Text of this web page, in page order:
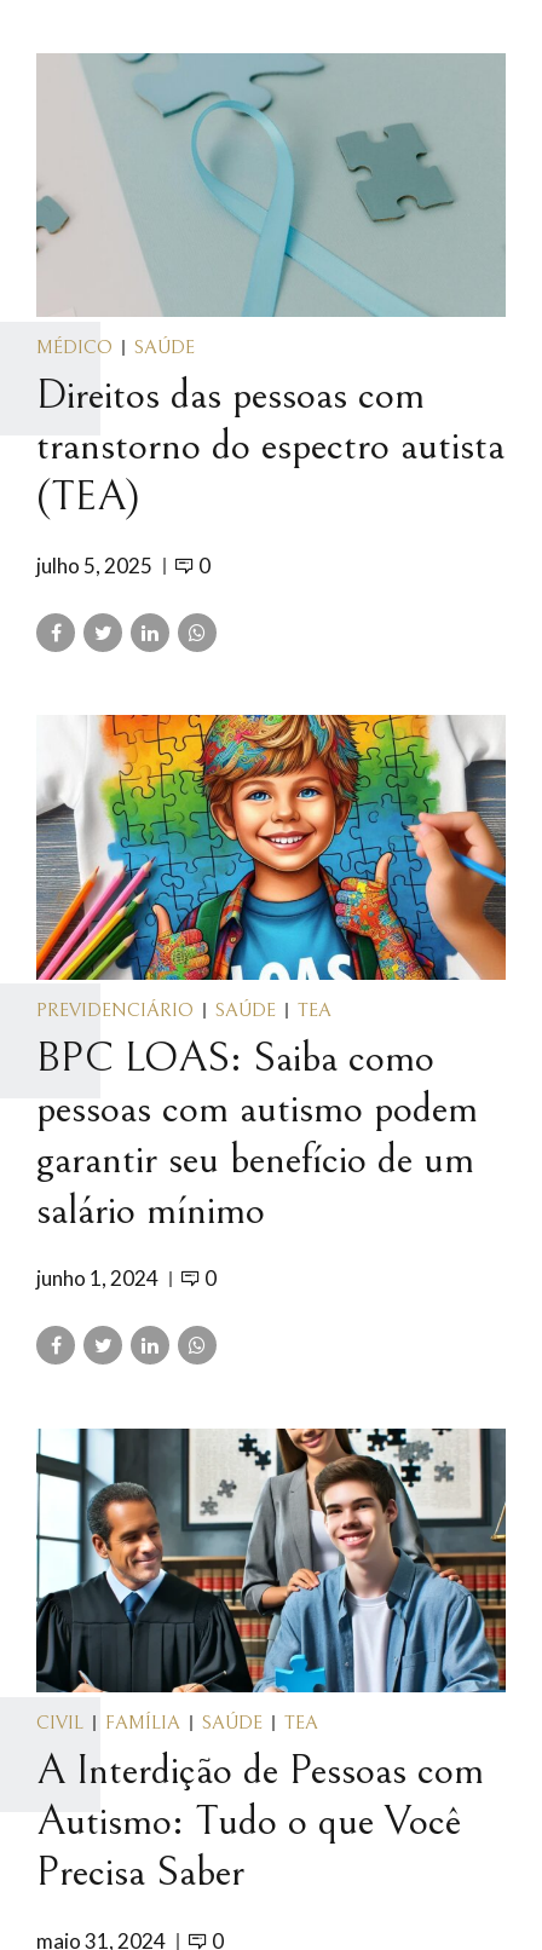
MÉDICO SAÚDE
Direitos das pessoas com
transtorno do espectro autista
(TEA)
julho 5, 2025 0
PREVIDENCIÁRIO SAÚDE TEA
BPC LOAS: Saiba como
pessoas com autismo podem
garantir seu benefício de um
salário mínimo
junho 1, 2024 0
CIVIL FAMÍLIA SAÚDE TEA
A Interdição de Pessoas com
Autismo: Tudo o que Você
Precisa Saber
maio 31, 2024 0